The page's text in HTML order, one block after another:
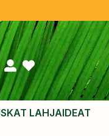
LAHJAIDEAT